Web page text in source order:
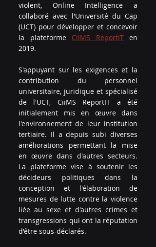
violent, Online Intelligence a
collaboré avec l'Université du Cap
(UCT) pour développer et concevoir
la plateforme CiiMS ReportIT en
2019.
S'appuyant sur les exigences et la
contribution du personnel
universitaire, juridique et spécialisé
de l'UCT, CiiMS ReportIT a été
initialement mis en œuvre dans
l'environnement de leur institution
tertiaire. Il a depuis subi diverses
améliorations permettant la mise
en œuvre dans d'autres secteurs.
La plateforme vise à soutenir les
décideurs politiques dans la
conception et l'élaboration de
mesures de lutte contre la violence
liée au sexe et d'autres crimes et
transgressions qui ont la réputation
d'être sous-déclarés.